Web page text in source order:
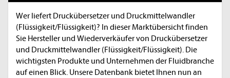
Wer liefert Druckübersetzer und Druckmittelwandler
(Flüssigkeit/Flüssigkeit)? In dieser Marktübersicht finden
Sie Hersteller und Wiederverkäufer von Druckübersetzer
und Druckmittelwandler (Flüssigkeit/Flüssigkeit). Die
wichtigsten Produkte und Unternehmen der Fluidbranche
auf einen Blick. Unsere Datenbank bietet Ihnen nun an